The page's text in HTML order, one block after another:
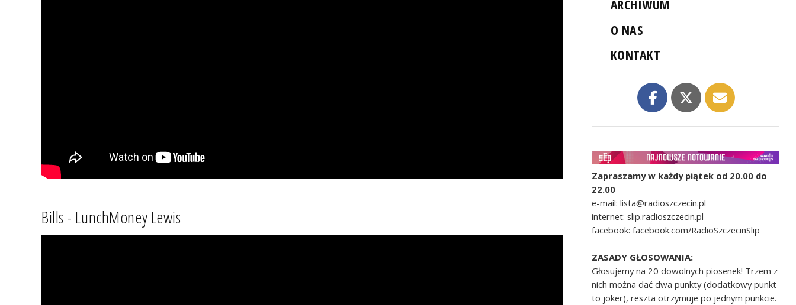
Bills - LunchMoney Lewis
ARCHIWUM
O NAS
KONTAKT
Zapraszamy w każdy piątek od 20.00 do
22.00
e-mail: lista@radioszczecin.pl
internet: slip.radioszczecin.pl
facebook: facebook.com/RadioSzczecinSlip
ZASADY GŁOSOWANIA:
Głosujemy na 20 dowolnych piosenek! Trzem z
nich można dać dwa punkty (dodatkowy punkt
to joker), reszta otrzymuje po jednym punkcie.